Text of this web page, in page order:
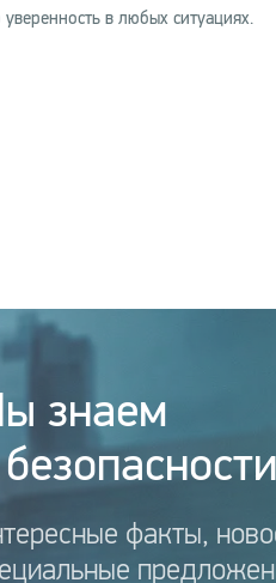
в любых ситуациях.
знаем
факты,